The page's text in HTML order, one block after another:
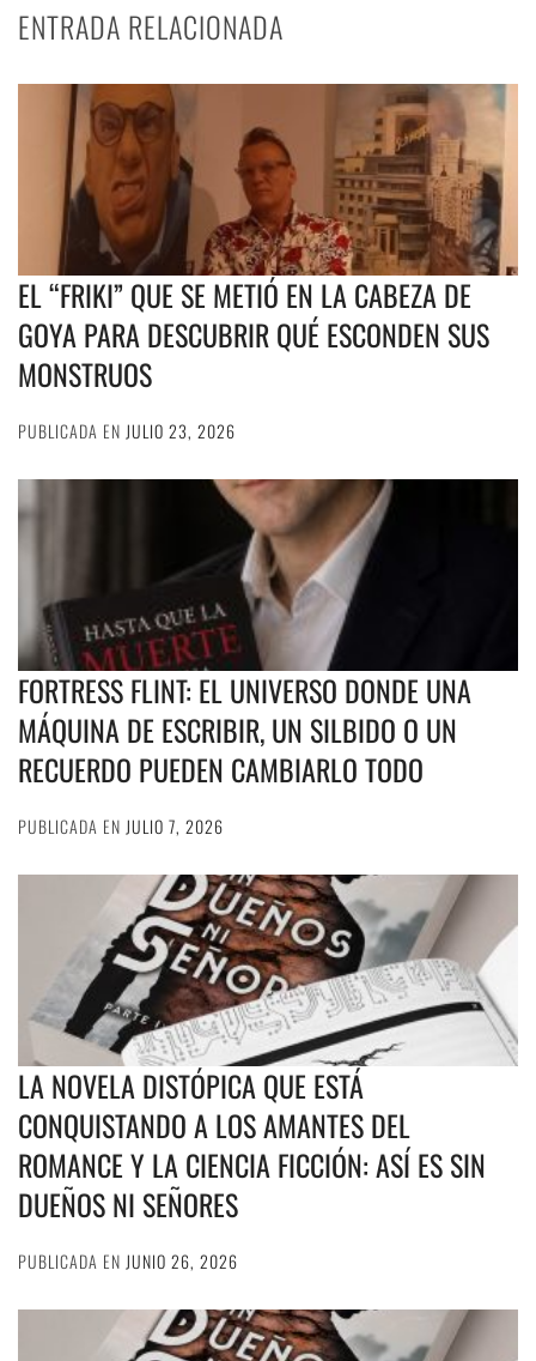
ENTRADA RELACIONADA
EL “FRIKI” QUE SE METIÓ EN LA CABEZA DE
GOYA PARA DESCUBRIR QUÉ ESCONDEN SUS
MONSTRUOS
PUBLICADA EN JULIO 23, 2026
FORTRESS FLINT: EL UNIVERSO DONDE UNA
MÁQUINA DE ESCRIBIR, UN SILBIDO O UN
RECUERDO PUEDEN CAMBIARLO TODO
PUBLICADA EN JULIO 7, 2026
LA NOVELA DISTÓPICA QUE ESTÁ
CONQUISTANDO A LOS AMANTES DEL
ROMANCE Y LA CIENCIA FICCIÓN: ASÍ ES SIN
DUEÑOS NI SEÑORES
PUBLICADA EN JUNIO 26, 2026